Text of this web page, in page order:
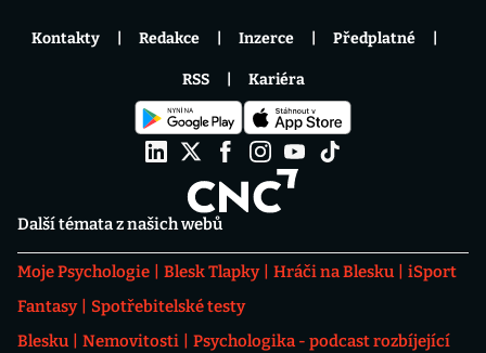
Další témata z našich webů
Moje Psychologie Blesk Tlapky Hráči na Blesku
iSport
Fantasy
Spotřebitelské testy
Blesku
Nemovitosti
Psychologika - podcast rozbíjející
Kontakty Redakce Inzerce Předplatné
RSS Kariéra